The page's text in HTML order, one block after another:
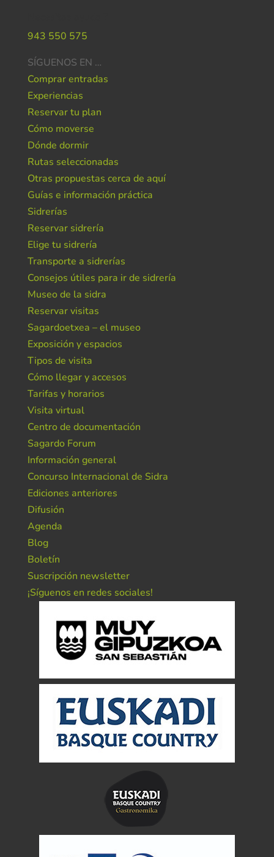
943 550 575
SÍGUENOS EN …
Comprar entradas
Experiencias
Reservar tu plan
Cómo moverse
Dónde dormir
Rutas seleccionadas
Otras propuestas cerca de aquí
Guías e información práctica
Sidrerías
Reservar sidrería
Elige tu sidrería
Transporte a sidrerías
Consejos útiles para ir de sidrería
Museo de la sidra
Reservar visitas
Sagardoetxea – el museo
Exposición y espacios
Tipos de visita
Cómo llegar y accesos
Tarifas y horarios
Visita virtual
Centro de documentación
Sagardo Forum
Información general
Concurso Internacional de Sidra
Ediciones anteriores
Difusión
Agenda
Blog
Boletín
Suscripción newsletter
¡Síguenos en redes sociales!